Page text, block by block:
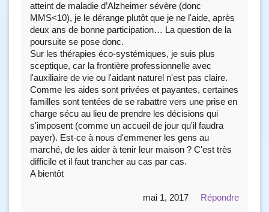
atteint de maladie d’Alzheimer sévère (donc
MMS<10), je le dérange plutôt que je ne l'aide, après
deux ans de bonne participation… La question de la
poursuite se pose donc.
Sur les thérapies éco-systémiques, je suis plus
sceptique, car la frontière professionnelle avec
l'auxiliaire de vie ou l'aidant naturel n'est pas claire.
Comme les aides sont privées et payantes, certaines
familles sont tentées de se rabattre vers une prise en
charge sécu au lieu de prendre les décisions qui
s'imposent (comme un accueil de jour qu'il faudra
payer). Est-ce à nous d'emmener les gens au
marché, de les aider à tenir leur maison ? C'est très
difficile et il faut trancher au cas par cas.
A bientôt
Répondre
mai 1, 2017